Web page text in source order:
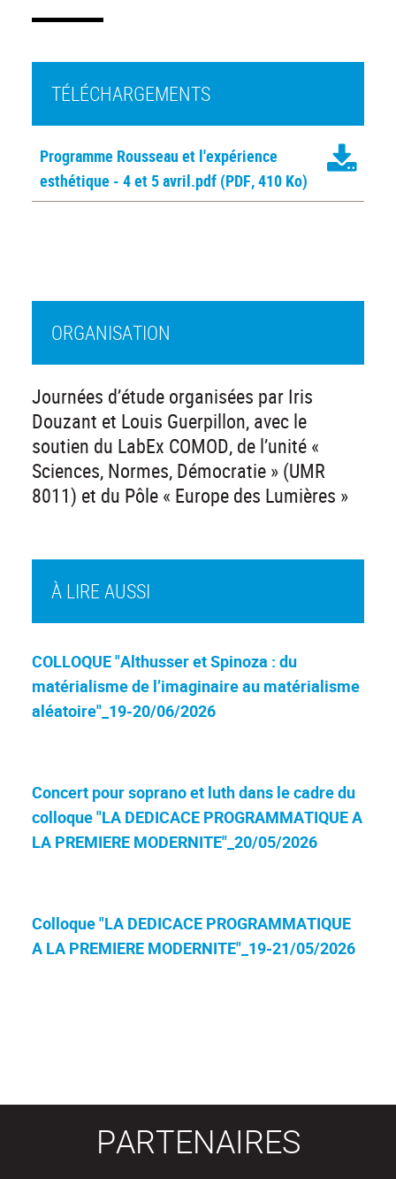
TÉLÉCHARGEMENTS
Programme Rousseau et l'expérience
esthétique - 4 et 5 avril.pdf (PDF, 410 Ko)
À LIRE AUSSI
COLLOQUE "Althusser et Spinoza : du
matérialisme de l’imaginaire au matérialisme
aléatoire"_19-20/06/2026
Concert pour soprano et luth dans le cadre du
colloque "LA DEDICACE PROGRAMMATIQUE A
LA PREMIERE MODERNITE"_20/05/2026
Colloque "LA DEDICACE PROGRAMMATIQUE
A LA PREMIERE MODERNITE"_19-21/05/2026
ORGANISATION
Journées d’étude organisées par Iris
Douzant et Louis Guerpillon, avec le
soutien du LabEx COMOD, de l’unité «
Sciences, Normes, Démocratie » (UMR
8011) et du Pôle « Europe des Lumières »
PARTENAIRES